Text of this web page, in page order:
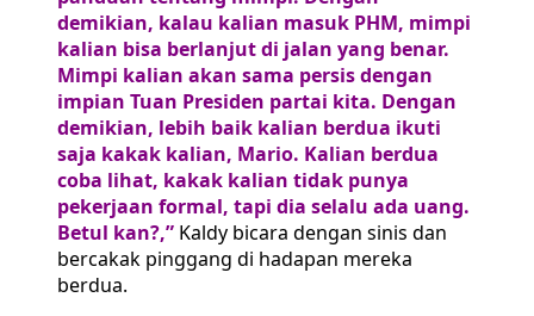
demikian, kalau kalian masuk PHM, mimpi
kalian bisa berlanjut di jalan yang benar.
Mimpi kalian akan sama persis dengan
impian Tuan Presiden partai kita. Dengan
demikian, lebih baik kalian berdua ikuti
saja kakak kalian, Mario. Kalian berdua
coba lihat, kakak kalian tidak punya
pekerjaan formal, tapi dia selalu ada uang.
Betul kan?,” Kaldy bicara dengan sinis dan
bercakak pinggang di hadapan mereka
berdua.